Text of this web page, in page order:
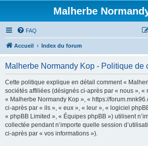
Malherbe
FAQ
Accueil Index du forum
Malherbe Normandy Kop - Politique de
Cette politique explique en détail comment «
sociétés affiliées (désignés ci-après par « nous », «
« Malherbe Normandy Kop », « https://
ci-après par « ils », « eux », « leur », « logiciel
« phpBB Limited », « Équipes phpBB ») utilisent
collectée pendant n’importe quelle session
ci-après par « vos informations »).